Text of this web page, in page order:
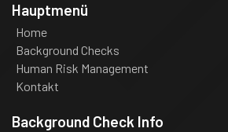
Hauptmenü
Home
Background Checks
Human Risk Management
Kontakt
Background Check Info